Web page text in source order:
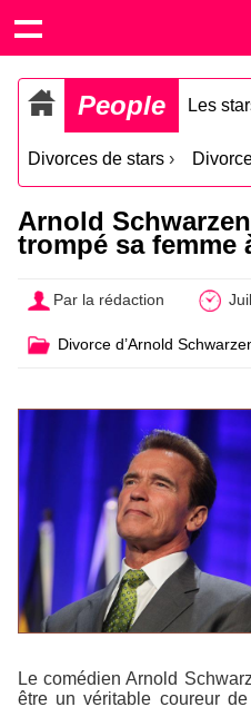
People Les
Divorces de stars ›
Arnold
trompé sa femme
Par la rédaction
Divorce d’Arnold
Le comédien Arnold
être un véritable coureur